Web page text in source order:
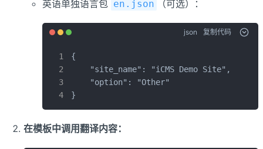
英语单独语言包 en.json （可选）：
json 复制代码
{
    "site_name": "iCMS Demo Site",
    "option": "Other"
}
在模板中调用翻译内容：